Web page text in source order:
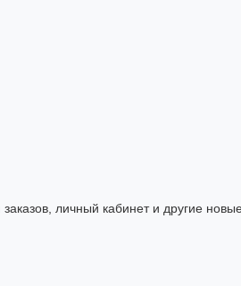
личный кабинет и другие